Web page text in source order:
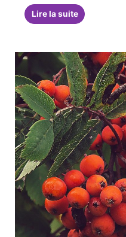
Lire la suite